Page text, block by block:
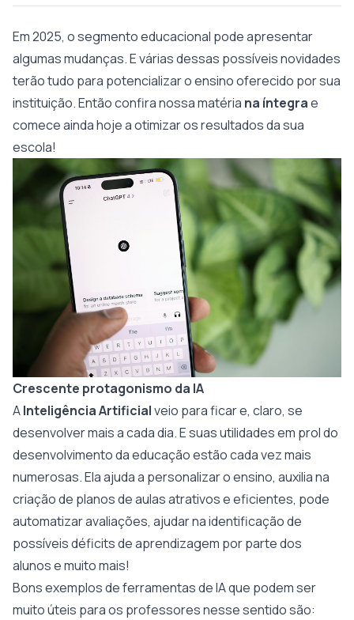
Em 2025, o segmento educacional pode apresentar
algumas mudanças. E várias dessas possíveis novidades
terão tudo para potencializar o ensino oferecido por sua
instituição. Então confira nossa matéria na íntegrae
comece ainda hoje a otimizar os resultados da sua
escola!
Crescente protagonismo da IA
AInteligência Artificialveio para ficar e, claro, se
desenvolver mais a cada dia. E suas utilidades em prol do
desenvolvimento da educação estão cada vez mais
numerosas. Ela ajuda a personalizar o ensino, auxilia na
criação de planos de aulas atrativos e eficientes, pode
automatizar avaliações, ajudar na identificação de
possíveis déficits de aprendizagem por parte dos
alunos e muito mais!
Bons exemplos de ferramentas de IA que podem ser
muito úteis para os professores nesse sentido são: